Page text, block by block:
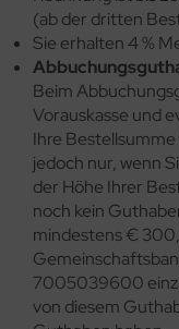
(ab der dritten
Sie erhalten 4 %
Beim
Vorauskasse und
Ihre
jedoch nur, wenn
der Höhe Ihrer
noch kein
mindestens €
7005039600
von diesem